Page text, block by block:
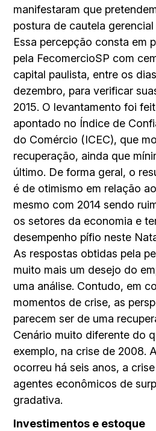
manifestaram que
postura de cautela
Essa percepção consta em
pela FecomercioSP com
capital paulista, entre os
dezembro, para verificar
2015. O levantamento foi
apontado no Índice de
do Comércio (ICEC), que
recuperação, ainda que
último. De forma geral, o
é de otimismo em relação
mesmo com 2014 sendo
os setores da economia e
desempenho pífio neste
As respostas obtidas pela
muito mais um desejo do
uma análise. Contudo, em
momentos de crise, as
parecem ser de uma
Cenário muito diferente do
exemplo, na crise de 2008.
ocorreu há seis anos, a
agentes econômicos de
gradativa.
Investimentos e estoque